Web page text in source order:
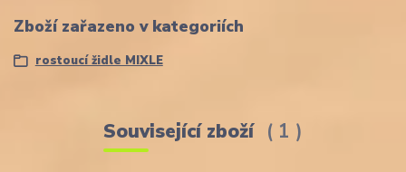
Zboží zařazeno v kategoriích
rostoucí židle MIXLE
Související zboží 1